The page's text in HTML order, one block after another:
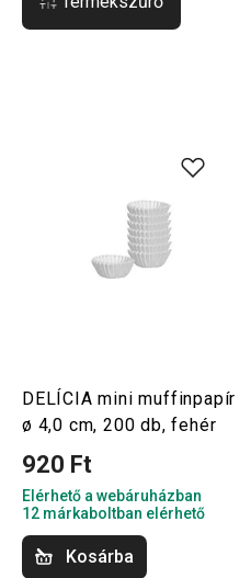
DELÍCIA mini muffinpapír
ø 4,0 cm, 200 db, fehér
920 Ft
Elérhető a webáruházban
12 márkaboltban elérhető
Kosárba